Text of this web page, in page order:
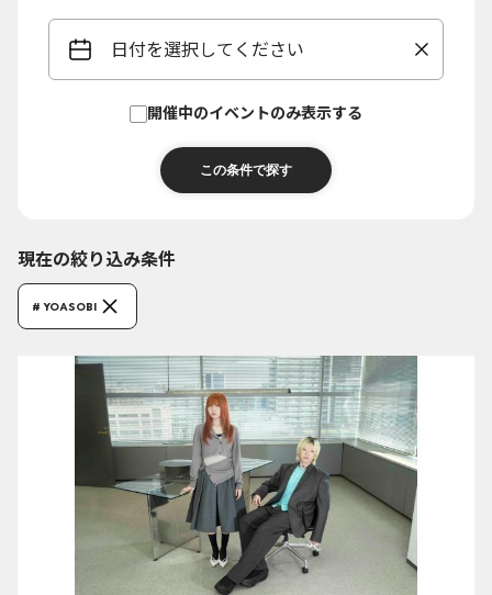
日付を選択してください
開催中のイベントのみ表示する
現在の絞り込み条件
# YOASOBI